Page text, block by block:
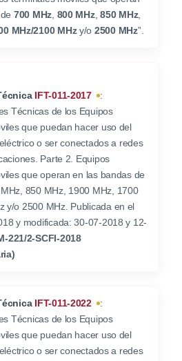
700 MHz 800 MHz,850 MHz,
MHz/2100 MHzy/o 2500 MHz”.
IFT-011-2017
:
Técnicas de los Equipos
que puedan hacer uso del
o ser conectados a redes
Parte 2. Equipos
que operan en las bandas de
850 MHz, 1900 MHz, 1700
y/o 2500 MHz. Publicada en el
y modificada: 30-07-2018 y 12-
221/2-SCFI-2018
IFT-011-2022
:
Técnicas de los Equipos
que puedan hacer uso del
o ser conectados a redes